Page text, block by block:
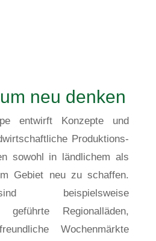
neu denken
entwirft Konzepte und
Produktions-
sowohl in ländlichem als
Gebiet neu zu schaffen.
beispielsweise
geführte Regionalläden,
Wochenmärkte